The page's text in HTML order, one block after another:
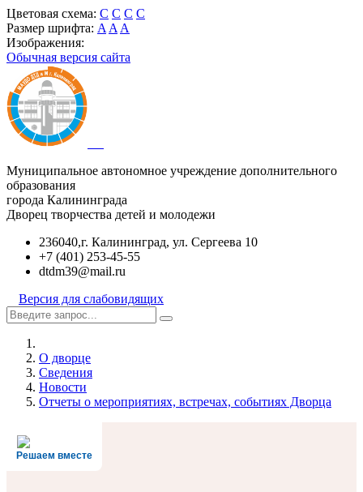
Цветовая схема: C C C C
Размер шрифта: A A A
Изображения:
Обычная версия сайта
Муниципальное автономное учреждение дополнительного
образования
города Калининграда
Дворец творчества детей и молодежи
236040,г. Калининград, ул. Сергеева 10
+7 (401) 253-45-55
dtdm39@mail.ru
Версия для слабовидящих
О дворце
Сведения
Новости
Отчеты о мероприятиях, встречах, событиях Дворца
Решаем вместе